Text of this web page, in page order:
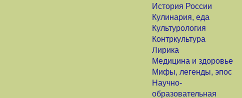
История России
Кулинария, еда
Культурология
Контркультура
Лирика
Медицина и здоровье
Мифы, легенды, эпос
Научно-
образовательная